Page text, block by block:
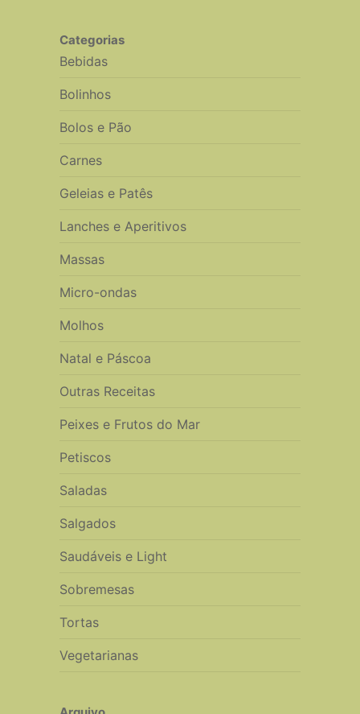
Categorias
Bebidas
Bolinhos
Bolos e Pão
Carnes
Geleias e Patês
Lanches e Aperitivos
Massas
Micro-ondas
Molhos
Natal e Páscoa
Outras Receitas
Peixes e Frutos do Mar
Petiscos
Saladas
Salgados
Saudáveis e Light
Sobremesas
Tortas
Vegetarianas